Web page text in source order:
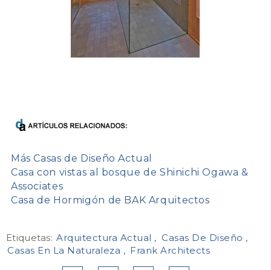
Más Casas de Diseño Actual
Casa con vistas al bosque de Shinichi Ogawa &
Associates
Casa de Hormigón de BAK Arquitectos
Etiquetas: Arquitectura Actual
Casas De Diseño
Casas En La Naturaleza
Frank Architects